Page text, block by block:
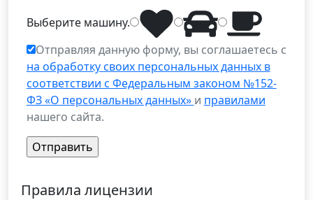
Выберитемашину.
Отправляя данную форму, вы соглашаетесь с
на обработку своих персональных данных в
соответствии с Федеральным законом №152-
ФЗ «О персональных данных» и правилами
нашего сайта.
Правила лицензии